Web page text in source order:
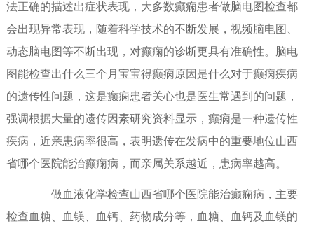
法正确的描述出症状表现，大多数癫痫患者做脑电图检查都
会出现异常表现，随着科学技术的不断发展，视频脑电图、
动态脑电图等不断出现，对癫痫的诊断更具有准确性。脑电
图能检查出什么三个月宝宝得癫痫原因是什么对于癫痫疾病
的遗传性问题，这是癫痫患者关心也是医生常遇到的问题，
强调根据大量的遗传因素研究资料显示，癫痫是一种遗传性
疾病，近亲患病率很高，表明遗传在发病中的重要地位山西
省哪个医院能治癫痫病，而亲属关系越近，患病率越高。
做血液化学检查山西省哪个医院能治癫痫病，主要
检查血糖、血镁、血钙、药物成分等，血糖、血钙及血镁的